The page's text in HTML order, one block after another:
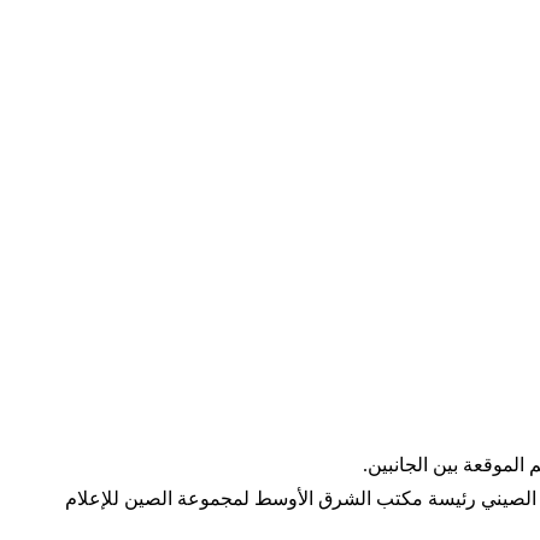
الصيني رئيسة مكتب الشرق الأوسط لمجموعة الصين للإعلام